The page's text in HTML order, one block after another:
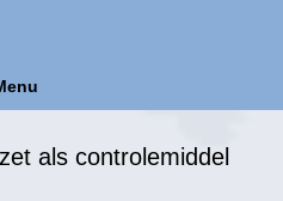
als controlemiddel